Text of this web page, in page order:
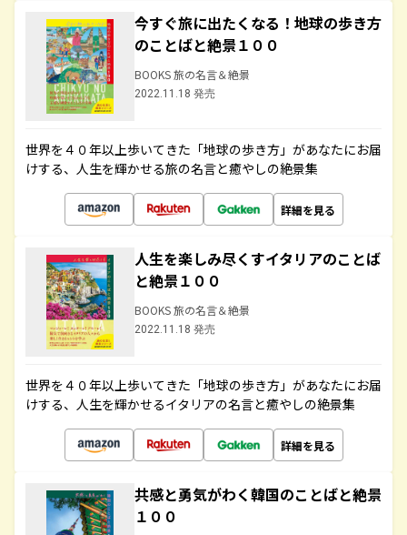
今すぐ旅に出たくなる！地球の歩き方
のことばと絶景１００
BOOKS 旅の名言＆絶景
2022.11.18 発売
世界を４０年以上歩いてきた「地球の歩き方」があなたにお届
けする、人生を輝かせる旅の名言と癒やしの絶景集
詳細を見る
人生を楽しみ尽くすイタリアのことば
と絶景１００
BOOKS 旅の名言＆絶景
2022.11.18 発売
世界を４０年以上歩いてきた「地球の歩き方」があなたにお届
けする、人生を輝かせるイタリアの名言と癒やしの絶景集
詳細を見る
共感と勇気がわく韓国のことばと絶景
１００